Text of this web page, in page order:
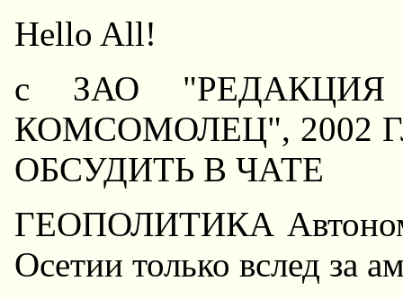
Hello All!
c ЗАО "РЕДАКЦИЯ
КОМСОМОЛЕЦ", 2002
ОБСУДИТЬ В ЧАТЕ
ГЕОПОЛИТИКА
Осетии только вслед за